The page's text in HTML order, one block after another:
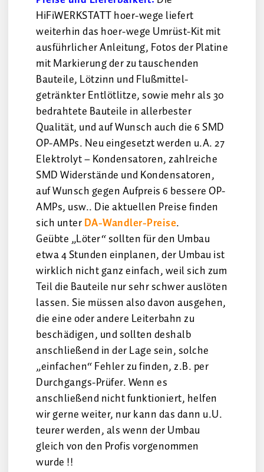
HiFiWERKSTATT hoer-wege liefert
weiterhin das hoer-wege Umrüst-Kit mit
ausführlicher Anleitung, Fotos der Platine
mit Markierung der zu tauschenden
Bauteile, Lötzinn und Flußmittel-
getränkter Entlötlitze, sowie mehr als 30
bedrahtete Bauteile in allerbester
Qualität, und auf Wunsch auch die 6 SMD
OP-AMPs. Neu eingesetzt werden u.A. 27
Elektrolyt – Kondensatoren, zahlreiche
SMD Widerstände und Kondensatoren,
auf Wunsch gegen Aufpreis 6 bessere OP-
AMPs, usw.. Die aktuellen Preise finden
sich unterDA-Wandler-Preise.
Geübte „Löter“ sollten für den Umbau
etwa 4 Stunden einplanen, der Umbau ist
wirklich nicht ganz einfach, weil sich zum
Teil die Bauteile nur sehr schwer auslöten
lassen. Sie müssen also davon ausgehen,
die eine oder andere Leiterbahn zu
beschädigen, und sollten deshalb
anschließend in der Lage sein, solche
„einfachen“ Fehler zu finden, z.B. per
Durchgangs-Prüfer. Wenn es
anschließend nicht funktioniert, helfen
wir gerne weiter, nur kann das dann u.U.
teurer werden, als wenn der Umbau
gleich von den Profis vorgenommen
wurde !!